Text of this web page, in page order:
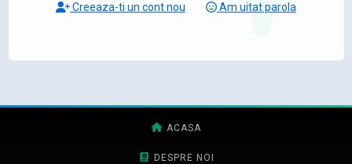
Creeaza-ti un cont nou Am uitat parola
ACASA
DESPRE NOI